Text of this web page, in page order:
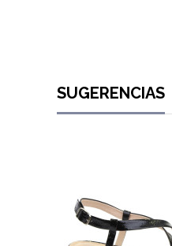
SUGERENCIAS